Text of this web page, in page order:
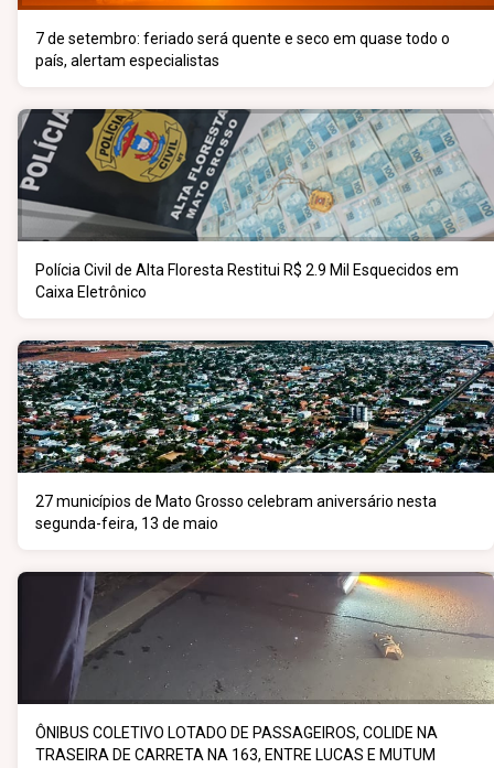
7 de setembro: feriado será quente e seco em quase todo o
país, alertam especialistas
Polícia Civil de Alta Floresta Restitui R$ 2.9 Mil Esquecidos em
Caixa Eletrônico
27 municípios de Mato Grosso celebram aniversário nesta
segunda-feira, 13 de maio
ÔNIBUS COLETIVO LOTADO DE PASSAGEIROS, COLIDE NA
TRASEIRA DE CARRETA NA 163, ENTRE LUCAS E MUTUM